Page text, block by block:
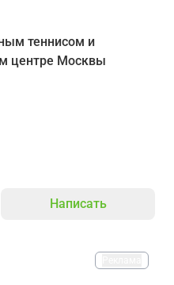
теннисом и
центре Москвы
Написать